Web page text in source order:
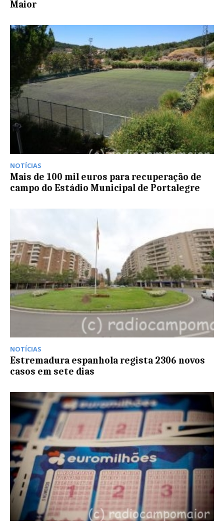
Maior
NOTÍCIAS
Mais de 100 mil euros para recuperação de
campo do Estádio Municipal de Portalegre
NOTÍCIAS
Estremadura espanhola regista 2306 novos
casos em sete dias